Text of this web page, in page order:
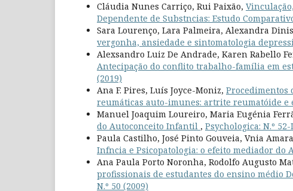
Cláudia Nunes Carriço, Rui Paixão,
Dependente de Substncias: Estudo
Sara Lourenço, Lara Palmeira, Alexandra
vergonha, ansiedade e sintomatologia
Alexsandro Luiz De Andrade, Karen Rabello
Antecipação do conflito trabalho-família em
(2019)
Ana F. Pires, Luís Joyce-Moniz, Procedimentos
reumáticas auto-imunes: artrite reumatóide
Manuel Joaquim Loureiro, Maria Eugénia
do Autoconceito Infantil , Psychologica: N.º 52-
Paula Castilho, José Pinto Gouveia, Vnia
Infncia e Psicopatologia: o efeito mediador do
Ana Paula Porto Noronha, Rodolfo Augusto
profissionais de estudantes do ensino médio
N.º 50 (2009)